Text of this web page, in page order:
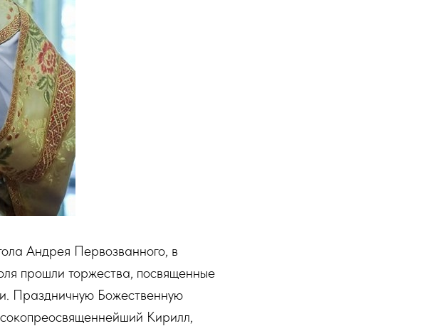
Андрея Первозванного, в
прошли торжества, посвященные
Праздничную Божественную
Кирилл,